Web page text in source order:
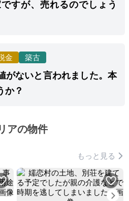
すが、売れるのでしょう
金 築古
がないと言われました。本
か？
アの物件
もっと見る